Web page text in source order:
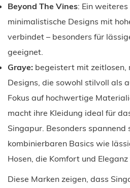
Beyond The Vines: Ein
minimalistische Designs mit
verbindet – besonders für
geeignet.
Graye: begeistert mit zeitlosen,
Designs, die sowohl stilvoll als
Fokus auf hochwertige
macht ihre Kleidung ideal für
Singapur. Besonders spannend
kombinierbaren Basics wie
Hosen, die Komfort und Eleganz
Diese Marken zeigen, dass